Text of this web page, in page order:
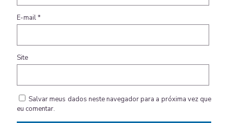
E-mail*
Site
Salvar meus dados neste navegador para a próxima vez que
eu comentar.